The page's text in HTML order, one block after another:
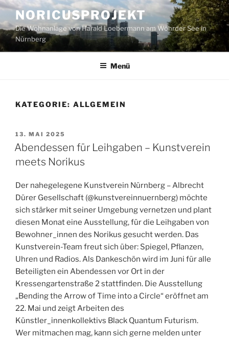
Zum
Inhalt
springen
NORICUSPROJEKT
Die Wohnanlage von Harald Loebermann am Wöhrder See in
Nürnberg
Menü
KATEGORIE: ALLGEMEIN
VERÖFFENTLICHT
AM
13. MAI 2025
Abendessen für Leihgaben – Kunstverein
meets Norikus
Der nahegelegene Kunstverein Nürnberg – Albrecht
Dürer Gesellschaft (@kunstvereinnuernberg) möchte
sich stärker mit seiner Umgebung vernetzen und plant
diesen Monat eine Ausstellung, für die Leihgaben von
Bewohner_innen des Norikus gesucht werden. Das
Kunstverein-Team freut sich über: Spiegel, Pflanzen,
Uhren und Radios. Als Dankeschön wird im Juni für alle
Beteiligten ein Abendessen vor Ort in der
Kressengartenstraße 2 stattfinden. Die Ausstellung
„Bending the Arrow of Time into a Circle“ eröffnet am
22. Mai und zeigt Arbeiten des
Künstler_innenkollektivs Black Quantum Futurism.
Wer mitmachen mag, kann sich gerne melden unter